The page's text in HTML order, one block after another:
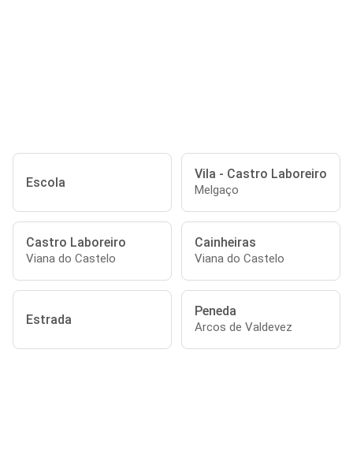
Escola
Vila - Castro Laboreiro
Melgaço
Castro Laboreiro
Viana do Castelo
Cainheiras
Viana do Castelo
Estrada
Peneda
Arcos de Valdevez